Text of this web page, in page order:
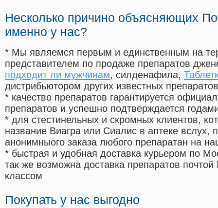
Несколько причино объясняющих
именно у нас?
* Мы являемся первым и единственным на
представителем по продаже препаратов
подходит ли мужчинам, силденафила,
дистрибьютором других известных препаратов
* качество препаратов гарантируется
препаратов и успешно подтверждается
* для стестинельных и скромных клиентов,
название Виагра или Сиалис в аптеке вслух,
анонимныого заказа любого препаратан на
* быстрая и удобная доставка курьером по
так же возможна доставка препаратов
классом
Покупать у нас выгодно